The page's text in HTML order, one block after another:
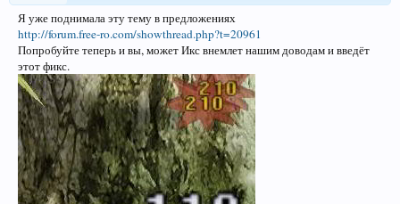
Я уже поднимала эту тему в предложениях
http://forum.free-ro.com/showthread.php?t=20961
Попробуйте теперь и вы, может Икс внемлет нашим доводам и введёт
этот фикс.